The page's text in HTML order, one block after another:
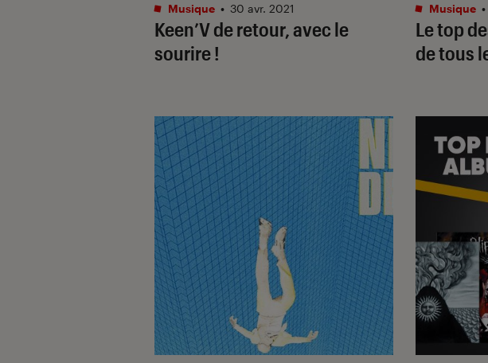
Keen’V de retour, avec le
sourire !
Musique • 30 avr. 2021
Le top
de tous
Musique •